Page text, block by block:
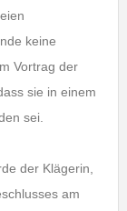
keine
Vortrag der
sie in einem
sei.
der Klägerin,
am